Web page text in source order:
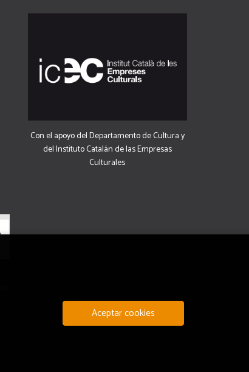
Con el apoyo del Departamento de Cultura y
del Instituto Catalán de las Empresas
Culturales
Aceptar cookies